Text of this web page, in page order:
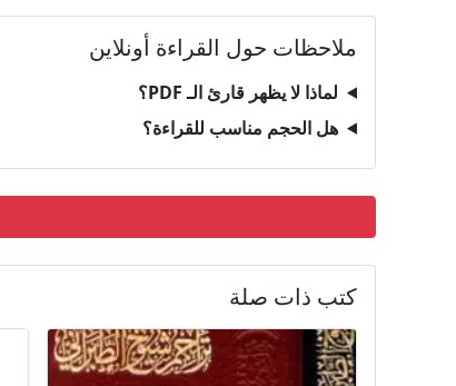
ملاحظات حول القراءة أونلاين
لماذا لا يظهر قارئ الـ PDF؟
هل الحجم مناسب للقراءة؟
كتب ذات صلة